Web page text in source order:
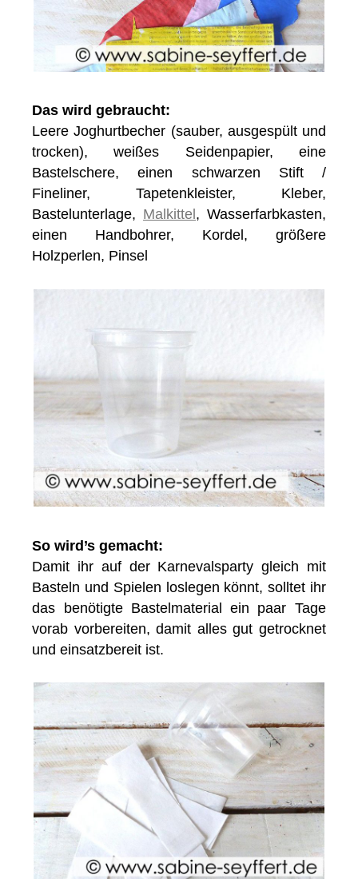
Das wird gebraucht:
Leere Joghurtbecher (sauber, ausgespült und
trocken), weißes Seidenpapier, eine
Bastelschere, einen schwarzen Stift /
Fineliner, Tapetenkleister, Kleber,
Bastelunterlage, Malkittel , Wasserfarbkasten,
einen Handbohrer, Kordel, größere
Holzperlen, Pinsel
So wird’s gemacht:
Damit ihr auf der Karnevalsparty gleich mit
Basteln und Spielen loslegen könnt, solltet ihr
das benötigte Bastelmaterial ein paar Tage
vorab vorbereiten, damit alles gut getrocknet
und einsatzbereit ist.